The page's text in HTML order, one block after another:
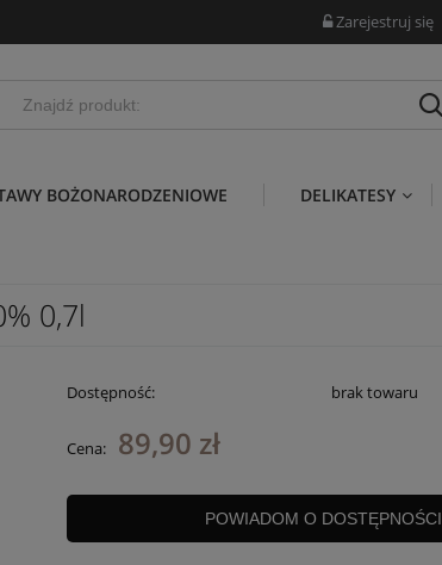
Zarejestruj się
BOŻONARODZENIOWE DELIKATESY
0,7l
Dostępność: brak towaru
Cena: 89,90 zł
POWIADOM O DOSTĘPNOŚCI